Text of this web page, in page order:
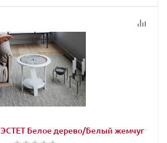
Белое дерево/Белый жемчуг